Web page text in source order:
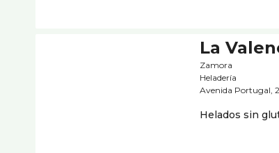
La
Zamora
Heladerí­a
Avenida Portugal,
Helados sin